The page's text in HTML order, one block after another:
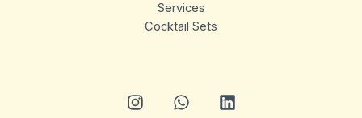
Services
Cocktail Sets